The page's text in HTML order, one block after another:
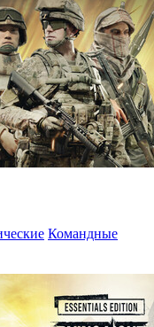
Командные